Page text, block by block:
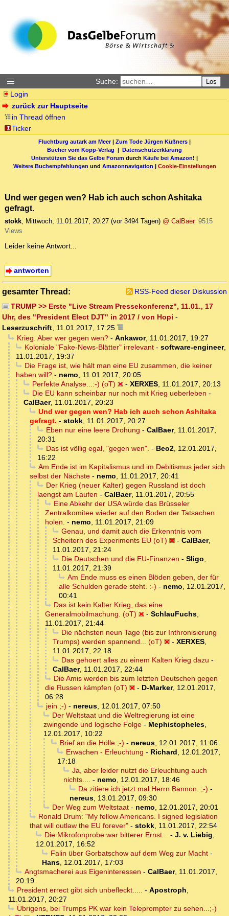
Suche: Los
Login
zurück zur Hauptseite
in Thread öffnen
Ticker
Fluchtburg autark am Meer| Zum Tode Jürgen Küßners |
Bücher vom Kopp-Verlag | Datenschutzerklärung
Unterstützen Sie das Gelbe Forum durch Käufe bei Amazon! |
Weitere Buchempfehlungen und Amazonnavigation | Cookie-Einstellungen
Und wer gegen wen? Hab ich auch schon Ashitaka
gefragt.
stokk, Mittwoch, 11.01.2017, 20:27 (vor 3494 Tagen) @ CalBaer 9515
Views
Leider keine Antwort...
antworten
gesamter Thread:
RSS-Feed dieser Diskussion
TRUMP >> Erste "Live Stream Pressekonferenz", 11.01., 17
Uhr, des "President Elect DJT" in 2017 / von Hopi -
Leserzuschrift, 11.01.2017, 17:25
Krieg. Aber wer gegen wen?- Ankawor, 11.01.2017, 19:27
Koloniale "Fake-News-Blätter" irrelevant- software-engineer,
11.01.2017, 19:37
Die Frage ist, wie hält man eine EU zusammen, die keiner
haben will? - nemo, 11.01.2017, 20:05
Perfekte Analyse...:-) (oT)
- XERXES, 11.01.2017, 20:13
Die EU kann scheinbar nur noch mit Krieg ueberleben -
CalBaer, 11.01.2017, 20:23
Und wer gegen wen? Hab ich auch schon Ashitaka
gefragt. - stokk, 11.01.2017, 20:27
Eben nur eine leere Drohung - CalBaer, 11.01.2017,
20:31
Das ist völlig egal, "gegen wen". - Beo2, 12.01.2017,
16:22
Am Ende ist im Kapitalismus und im Debitismus jeder sich
selbst der Nächste - nemo, 11.01.2017, 20:41
Der Krieg (neuer Kalter) gegen Russland ist doch
laengst am Laufen - CalBaer, 11.01.2017, 20:55
Eine Abkehr der USA würde das Brüsseler
Zentralkomitee wieder auf den Boden der Tatsachen
holen. - nemo, 11.01.2017, 21:09
Genau, und damit auch die Erkenntnis vom
Scheitern des Experiments EU (oT)
- CalBaer,
11.01.2017, 21:24
Die Deutschen und die EU-Finanzen - Sligo,
11.01.2017, 21:39
Am Ende muss es einen Blöden geben, der für
alle Schulden gerade steht. :-) - nemo, 12.01.2017,
00:41
Das ist kein Kalter Krieg, das eine
Generalmobilmachung. (oT)
- SchlauFuchs,
11.01.2017, 21:44
Die nächsten neun Tage (bis zur Inthronisierung
Trumps) werden spannend... (oT)
- XERXES,
11.01.2017, 22:18
Das gehoert alles zu einem Kalten Krieg dazu -
CalBaer, 11.01.2017, 22:44
Die Amis werden bis zum letzten Deutschen gegen
die Russen kämpfen (oT)
- D-Marker, 12.01.2017,
06:28
jein ;-) - nereus, 12.01.2017, 07:50
Der Weltstaat und die Weltregierung ist eine
zwingende und logische Folge - Mephistopheles,
12.01.2017, 10:22
Brief an die Hölle ;-) - nereus, 12.01.2017, 11:06
Erwachen - Erleuchtung - Richard, 12.01.2017,
17:18
Ja, aber leider nutzt die Erleuchtung auch
nichts.... - nemo, 12.01.2017, 18:46
Da zitiere ich jetzt mal Herrn Bannon. ;-) -
nereus, 13.01.2017, 09:30
Der Weg zum Weltstaat- nemo, 12.01.2017, 20:01
Ronald Drum: "My fellow Americans. I signed legislation
that will outlaw the EU forever" - stokk, 11.01.2017, 22:54
Die Mikrofonprobe war bitterer Ernst... - J. v. Liebig,
12.01.2017, 16:52
Falin über Gorbatschow auf dem Weg zur Macht-
Hans, 12.01.2017, 17:03
Angtsmacherei aus Eigeninteressen - CalBaer, 11.01.2017,
20:19
President errect gibt sich unbefleckt..... - Apostroph,
11.01.2017, 20:27
Übrigens, bei Trumps PK war kein Teleprompter zu sehen...;-)